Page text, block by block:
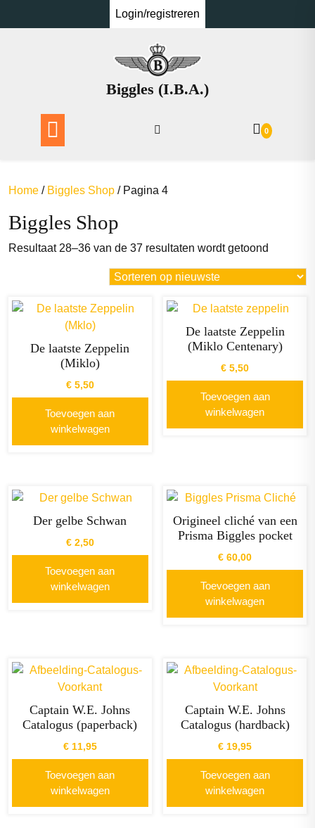
Login/registreren
Biggles (I.B.A.)
0
Home / Biggles Shop / Pagina 4
Biggles Shop
Resultaat 28–36 van de 37 resultaten wordt getoond
nieuwste
De laatste Zeppelin
(Miklo)
€5,50
Toevoegen aan
winkelwagen
De laatste Zeppelin
(Miklo Centenary)
€ 5,50
Toevoegen aan
winkelwagen
Der gelbe Schwan
€2,50
Toevoegen aan
winkelwagen
Origineel cliché van een
Prisma Biggles pocket
€ 60,00
Toevoegen aan
winkelwagen
Captain W.E. Johns
Catalogus (paperback)
€11,95
Toevoegen aan
winkelwagen
Captain W.E. Johns
Catalogus (hardback)
€ 19,95
Toevoegen aan
winkelwagen